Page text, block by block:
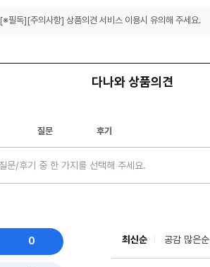
[※필독][주의사항] 상품의견 서비스 이용시 유의해 주세요.
다나와 상품의견
질문 후기
0 최신순 공감 많은순